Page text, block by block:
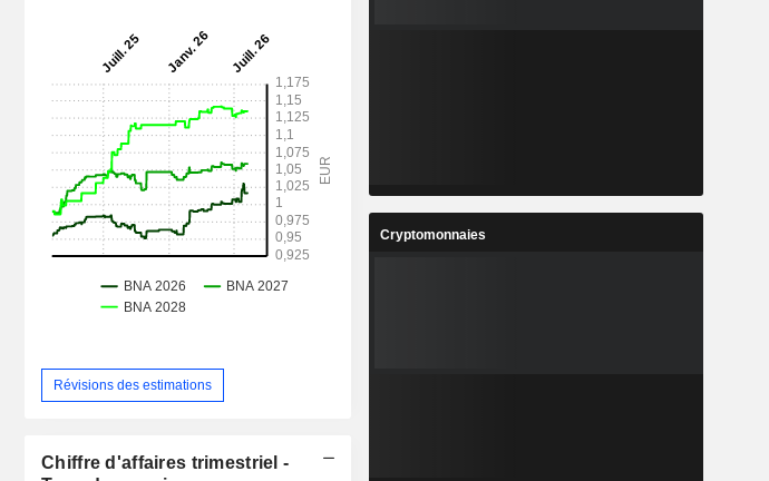
Révisions des estimations
Chiffre d'affaires trimestriel -
Cryptomonnaies